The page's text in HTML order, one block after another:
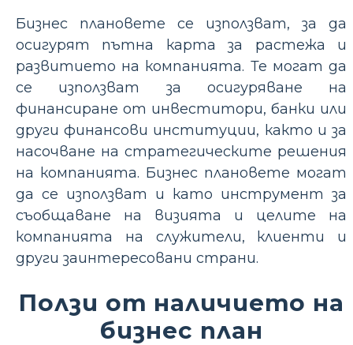
Бизнес плановете се използват, за да
осигурят пътна карта за растежа и
развитието на компанията. Те могат да
се използват за осигуряване на
финансиране от инвеститори, банки или
други финансови институции, както и за
насочване на стратегическите решения
на компанията. Бизнес плановете могат
да се използват и като инструмент за
съобщаване на визията и целите на
компанията на служители, клиенти и
други заинтересовани страни.
Ползи от наличието на
бизнес план